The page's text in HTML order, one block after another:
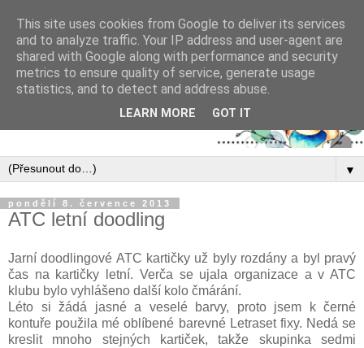
▼
pondělí 8. července 2013
ATC letní doodling
Jarní doodlingové ATC kartičky už byly rozdány a byl pravý
čas na kartičky letní. Verča se ujala organizace a v ATC
klubu bylo vyhlášeno další kolo čmárání.
Léto si žádá jasné a veselé barvy, proto jsem k černé
kontuře použila mé oblíbené barevné Letraset fixy. Nedá se
kreslit mnoho stejných kartiček, takže skupinka sedmi
This site uses cookies from Google to deliver its services
and to analyze traffic. Your IP address and user-agent are
shared with Google along with performance and security
metrics to ensure quality of service, generate usage
statistics, and to detect and address abuse.
LEARN MORE GOT IT